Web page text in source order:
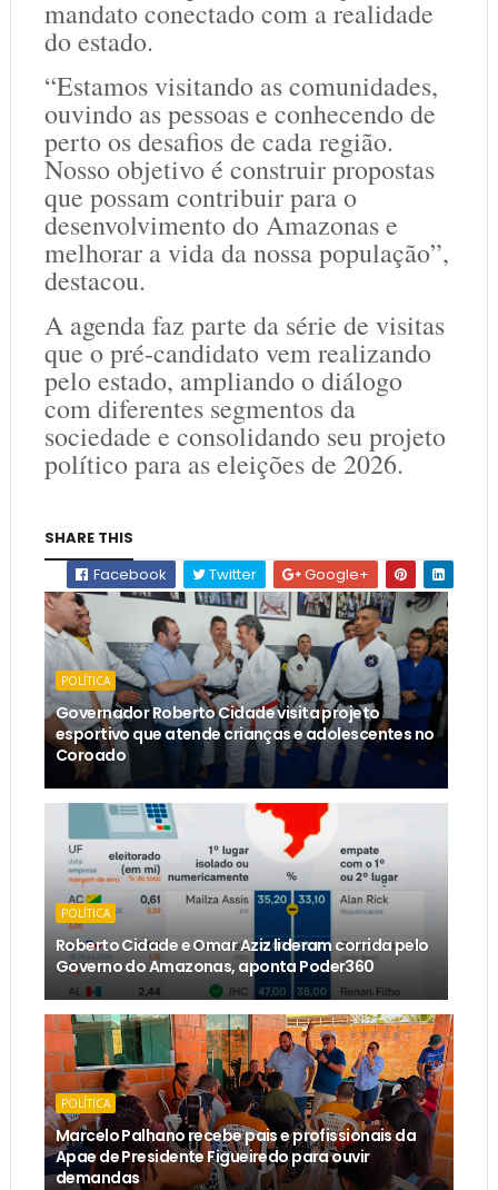
mandato conectado com a realidade
do estado.
“Estamos visitando as comunidades,
ouvindo as pessoas e conhecendo de
perto os desafios de cada região.
Nosso objetivo é construir propostas
que possam contribuir para o
desenvolvimento do Amazonas e
melhorar a vida da nossa população”,
destacou.
A agenda faz parte da série de visitas
que o pré-candidato vem realizando
pelo estado, ampliando o diálogo
com diferentes segmentos da
sociedade e consolidando seu projeto
político para as eleições de 2026.
SHARE THIS
Facebook
Twitter Google+
POLÍTICA
Governador Roberto Cidade visita projeto
esportivo que atende crianças e adolescentes no
Coroado
POLÍTICA
Roberto Cidade e Omar Aziz lideram corrida pelo
Governo do Amazonas, aponta Poder360
POLÍTICA
Marcelo Palhano recebe pais e profissionais da
Apae de Presidente Figueiredo para ouvir
demandas